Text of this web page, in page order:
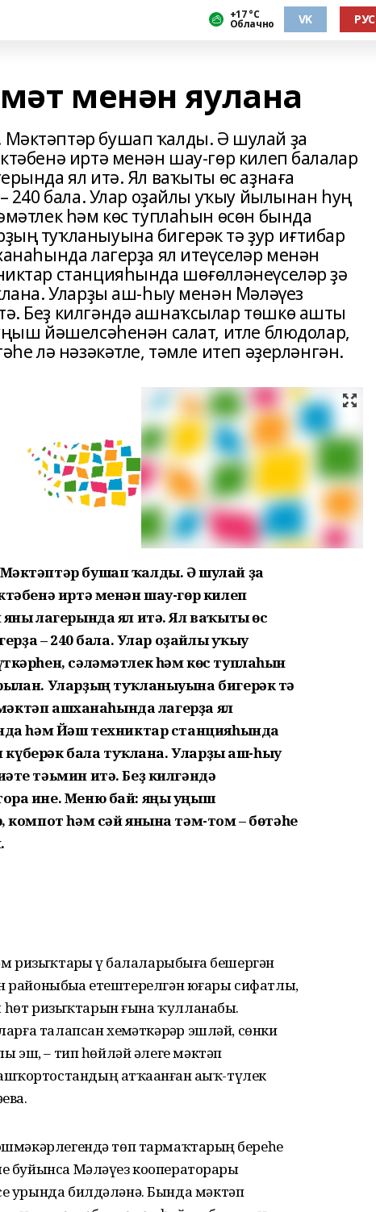
+17 °С
Облачно VK РУС
менән яулана
бушап ҡалды. Ә шулай ҙа
иртә менән шау-гөр килеп балалар
ял итә. Ял ваҡыты өс аҙнаға
240 бала. Улар оҙайлы уҡыу йылынан һуң
һәм көс туплаһын өсөн бында
туҡланыуына бигерәк тә ҙур иғтибар
лагерҙа ял итеүселәр менән
станцияһында шөғөлләнеүселәр ҙә
Уларҙы аш-һыу менән Мәләүез
Беҙ килгәндә ашнаҡсылар төшкө ашты
йәшелсәһенән салат, итле блюдолар,
лә нәзәкәтле, тәмле итеп әҙерләнгән.
бушап ҡалды. Ә шулай ҙа
иртә менән шау-гөр килеп
лагерында ял итә. Ял ваҡыты өс
– 240 бала. Улар оҙайлы уҡыу
сәләмәтлек һәм көс туплаһын
Уларҙың туҡланыуына бигерәк тә
ашханаһында лагерҙа ял
һәм Йәш техниктар станцияһында
күберәк бала туҡлана. Уларҙы аш-һыу
тәьмин итә. Беҙ килгәндә
ине. Меню бай: яңы уңыш
компот һәм сәй янына тәм-том – бөтәһе
үҙ балаларыбыҙға бешергән
районыбыҙҙа етештерелгән юғары сифатлы,
һөт ризыҡтарын ғына ҡулланабыҙ.
талапсан хеҙмәткәрҙәр эшләй, сөнки
эш, – тип һөйләй әлеге мәктәп
атҡаҙанған аҙыҡ-түлек
төп тармаҡтарҙың береһе
Мәләүез кооператорҙары
урында билдәләнә. Бында мәктәп